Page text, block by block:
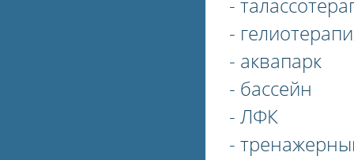
-
-
- аквапарк
- бассейн
- ЛФК
-